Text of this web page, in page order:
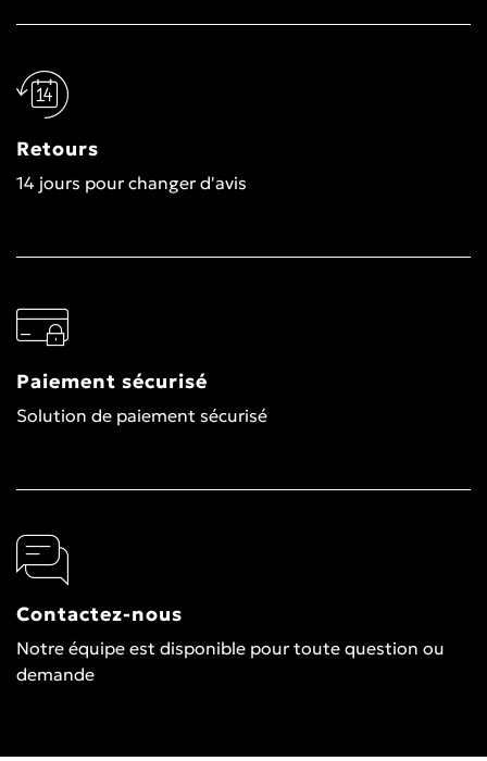
Retours
14 jours pour changer d'avis
Paiement sécurisé
Solution de paiement sécurisé
Contactez-nous
Notre équipe est disponible pour toute question ou
demande